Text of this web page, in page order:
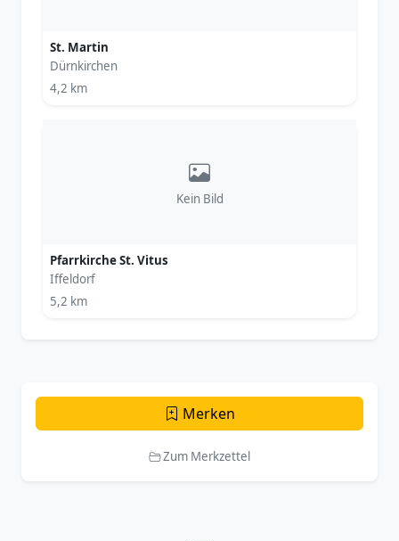
St. Martin
Dürnkirchen
4,2 km
Kein Bild
Pfarrkirche St. Vitus
Iffeldorf
5,2 km
Merken
Zum Merkzettel